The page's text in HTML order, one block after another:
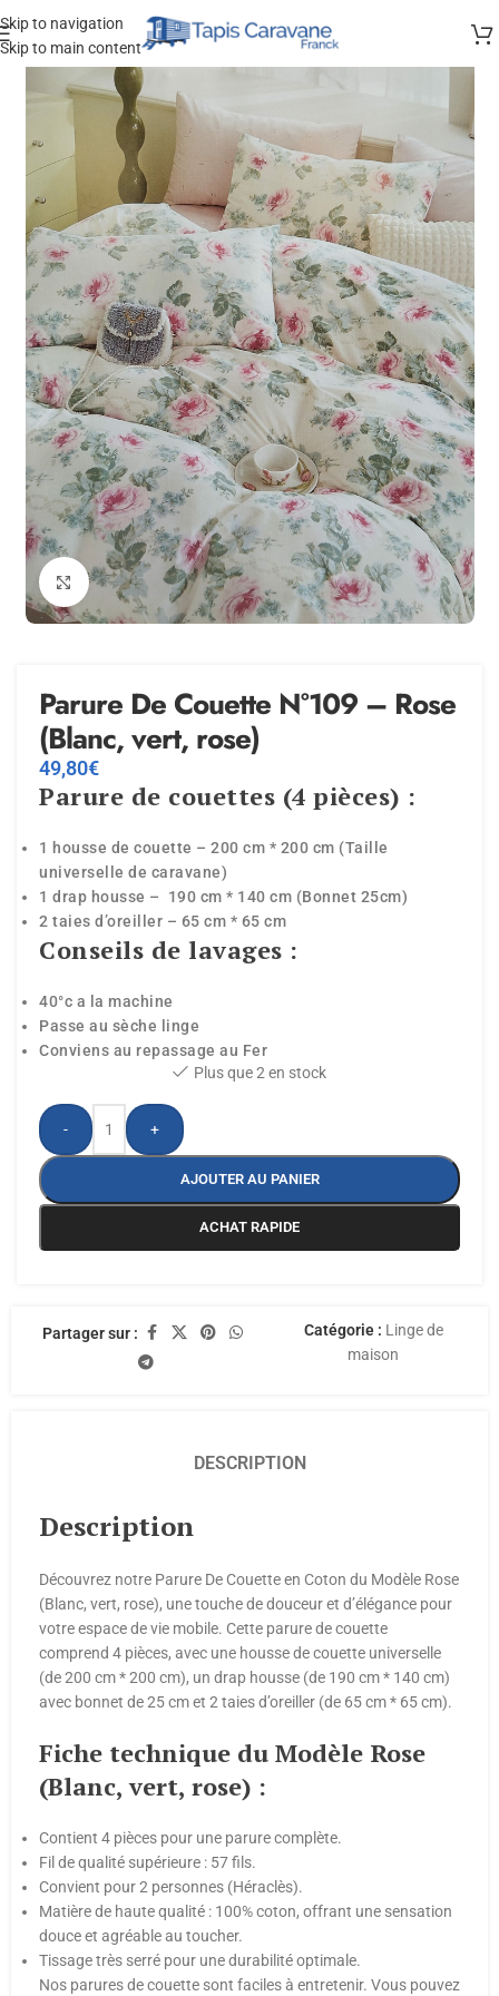
Skip to navigation
Skip to main content
Agrandir
Parure De Couette N°109 – Rose
(Blanc, vert, rose)
49,80€
Parure de couettes (4 pièces) :
1 housse de couette – 200 cm * 200 cm (Taille
universelle de caravane)
1 drap housse – 190 cm * 140 cm (Bonnet 25cm)
2 taies d’oreiller – 65 cm * 65 cm
Conseils de lavages :
40°c a la machine
Passe au sèche linge
Conviens au repassage au Fer
Plus que 2 en stock
- +
AJOUTER AU PANIER
ACHAT RAPIDE
Partager sur : Catégorie : Linge de
maison
DESCRIPTION
Description
Découvrez notre Parure De Couette en Coton du Modèle Rose
(Blanc, vert, rose), une touche de douceur et d’élégance pour
votre espace de vie mobile. Cette parure de couette
comprend 4 pièces, avec une housse de couette universelle
(de 200 cm * 200 cm), un drap housse (de 190 cm * 140 cm)
avec bonnet de 25 cm et 2 taies d’oreiller (de 65 cm * 65 cm).
Fiche technique du Modèle Rose
(Blanc, vert, rose) :
Contient 4 pièces pour une parure complète.
Fil de qualité supérieure : 57 fils.
Convient pour 2 personnes (Héraclès).
Matière de haute qualité : 100% coton, offrant une sensation
douce et agréable au toucher.
Tissage très serré pour une durabilité optimale.
Nos parures de couette sont faciles à entretenir. Vous pouvez